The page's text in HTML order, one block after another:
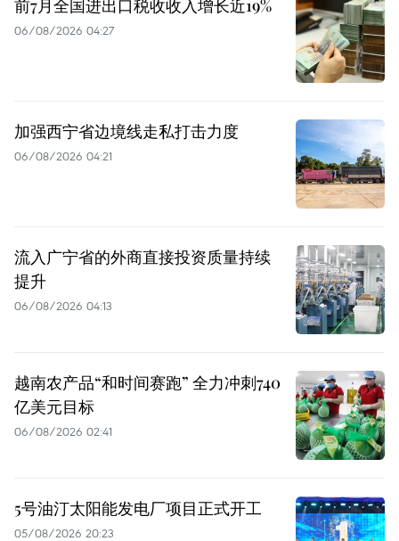
前7月全国进出口税收收入增长近19%
06/08/2026 04:27
加强西宁省边境线走私打击力度
06/08/2026 04:21
流入广宁省的外商直接投资质量持续
提升
06/08/2026 04:13
越南农产品“和时间赛跑” 全力冲刺740
亿美元目标
06/08/2026 02:41
5号油汀太阳能发电厂项目正式开工
05/08/2026 20:23